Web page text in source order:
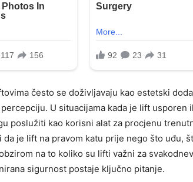
često se doživljavaju kao estetski
U situacijama kada je lift usporen
poslužiti kao korisni alat za procjenu
da je lift na pravom katu prije nego što uđu,
na to koliko su lifti važni za
sigurnost postaje ključno pitanje.